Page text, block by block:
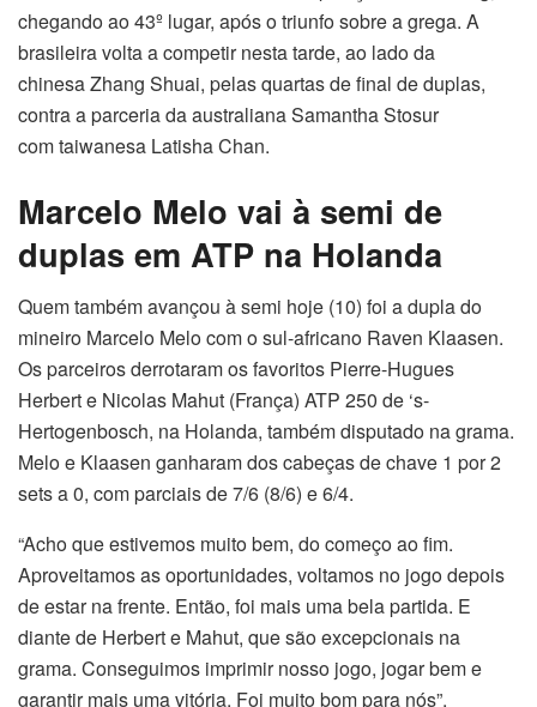
chegando ao 43º lugar, após o triunfo sobre a grega. A
brasileira volta a competir nesta tarde, ao lado da
chinesa Zhang Shuai, pelas quartas de final de duplas,
contra a parceria da australiana Samantha Stosur
com taiwanesa Latisha Chan.
Marcelo Melo vai à semi de
duplas em ATP na Holanda
Quem também avançou à semi hoje (10) foi a dupla do
mineiro Marcelo Melo com o sul-africano Raven Klaasen.
Os parceiros derrotaram os favoritos Pierre-Hugues
Herbert e Nicolas Mahut (França) ATP 250 de ‘s-
Hertogenbosch, na Holanda, também disputado na grama.
Melo e Klaasen ganharam dos cabeças de chave 1 por 2
sets a 0, com parciais de 7/6 (8/6) e 6/4.
“Acho que estivemos muito bem, do começo ao fim.
Aproveitamos as oportunidades, voltamos no jogo depois
de estar na frente. Então, foi mais uma bela partida. E
diante de Herbert e Mahut, que são excepcionais na
grama. Conseguimos imprimir nosso jogo, jogar bem e
garantir mais uma vitória. Foi muito bom para nós”.